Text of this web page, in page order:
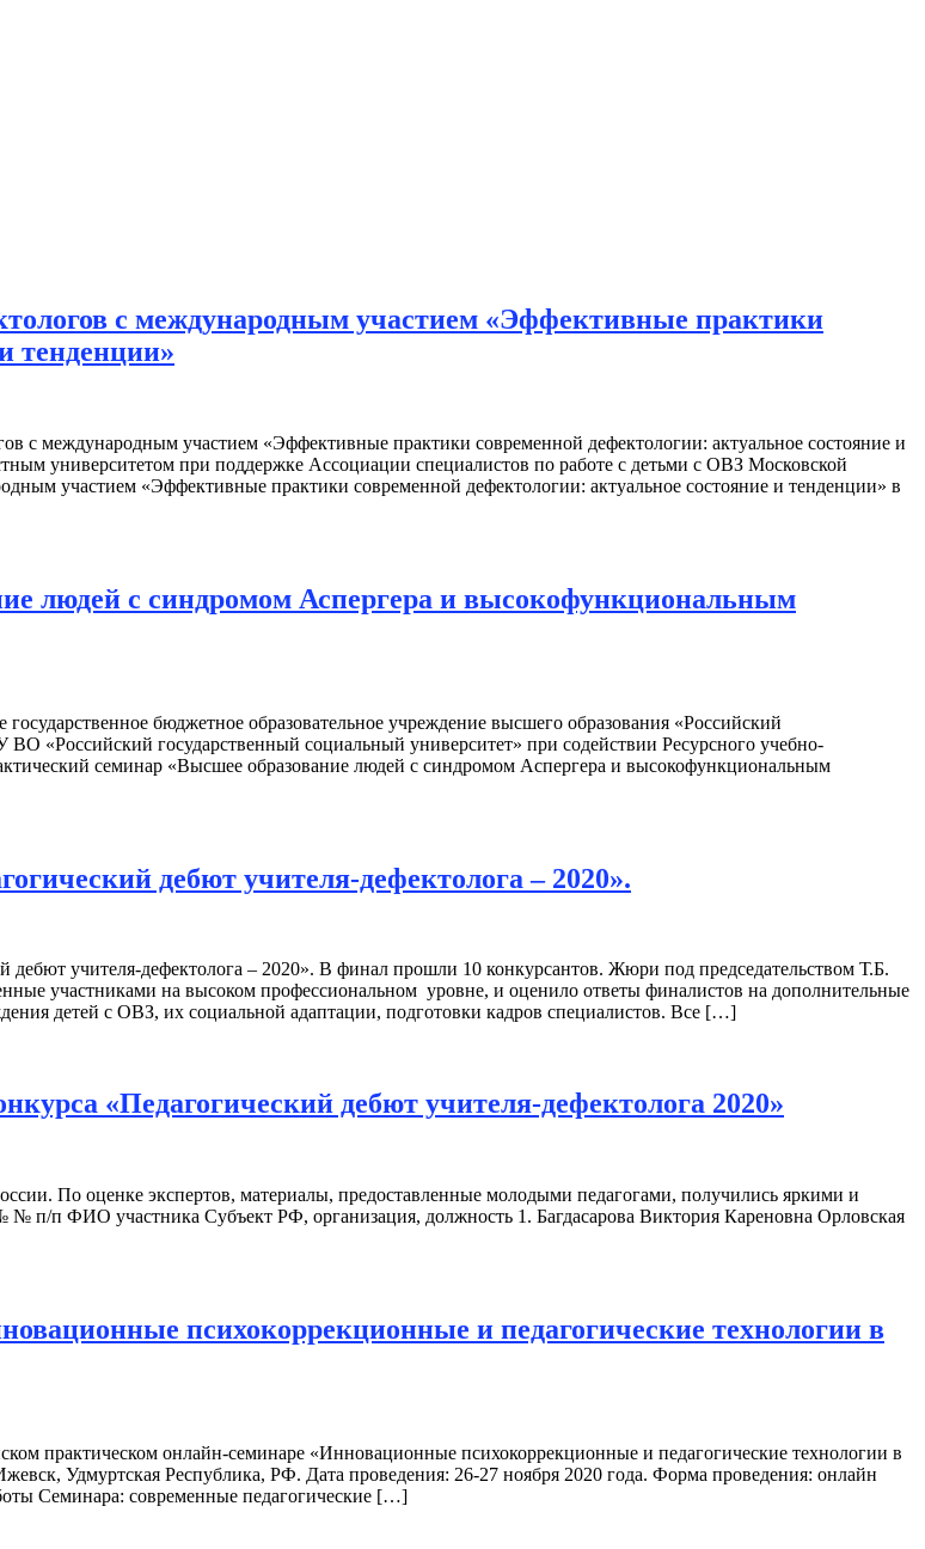
с международным участием «Эффективные практики
тенденции»
с международным участием «Эффективные практики современной дефектологии: актуальное состояние и
университетом при поддержке Ассоциации специалистов по работе с детьми с ОВЗ Московской
участием «Эффективные практики современной дефектологии: актуальное состояние и тенденции» в
людей с синдромом Аспергера и высокофункциональным
бюджетное образовательное учреждение высшего образования «Российский
«Российский государственный социальный университет» при содействии Ресурсного учебно-
семинар «Высшее образование людей с синдромом Аспергера и высокофункциональным
дебют учителя-дефектолога – 2020».
дебют учителя-дефектолога – 2020». В финал прошли 10 конкурсантов. Жюри под председательством Т.Б.
участниками на высоком профессиональном уровне, и оценило ответы финалистов на дополнительные
детей с ОВЗ, их социальной адаптации, подготовки кадров специалистов. Все […]
«Педагогический дебют учителя-дефектолога 2020»
По оценке экспертов, материалы, предоставленные молодыми педагогами, получились яркими и
п ФИО участника Субъект РФ, организация, должность 1. Багдасарова Виктория Кареновна Орловская
психокоррекционные и педагогические технологии в
практическом онлайн-семинаре «Инновационные психокоррекционные и педагогические технологии в
Удмуртская Республика, РФ. Дата проведения: 26-27 ноября 2020 года. Форма проведения: онлайн
Семинара: современные педагогические […]